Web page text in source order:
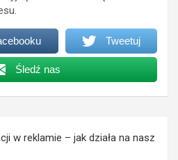
Tweetuj
Śledź nas
w reklamie – jak działa na nasz